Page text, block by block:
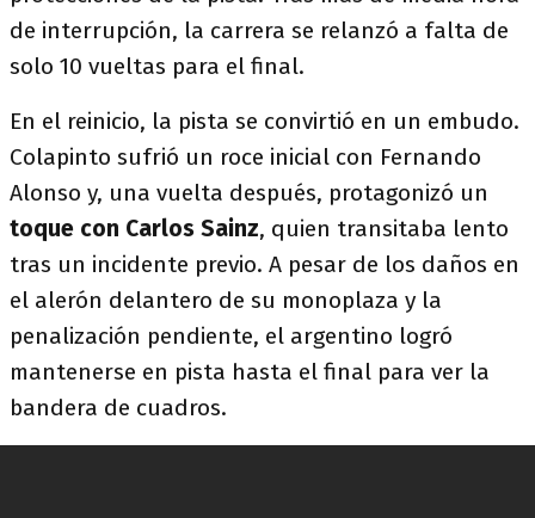
de interrupción, la carrera se relanzó a falta de
solo 10 vueltas para el final.
En el reinicio, la pista se convirtió en un embudo.
Colapinto sufrió un roce inicial con Fernando
Alonso y, una vuelta después, protagonizó un
toque con Carlos Sainz, quien transitaba lento
tras un incidente previo. A pesar de los daños en
el alerón delantero de su monoplaza y la
penalización pendiente, el argentino logró
mantenerse en pista hasta el final para ver la
bandera de cuadros.